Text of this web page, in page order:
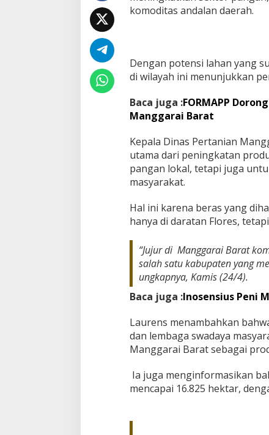
komoditas andalan daerah.
Dengan potensi lahan yang
di wilayah ini menunjukkan
Baca juga :FORMAPP
Manggarai Barat
Kepala Dinas Pertanian
utama dari peningkatan
pangan lokal, tetapi juga
masyarakat.
Hal ini karena beras yang
hanya di daratan Flores,
“Jujur di Manggarai Barat
salah satu kabupaten yang
ungkapnya, Kamis (24/4).
Baca juga :Inosensius Peni
Laurens menambahkan
dan lembaga swadaya
Manggarai Barat sebagai
Ia juga menginformasikan
mencapai 16.825 hektar,